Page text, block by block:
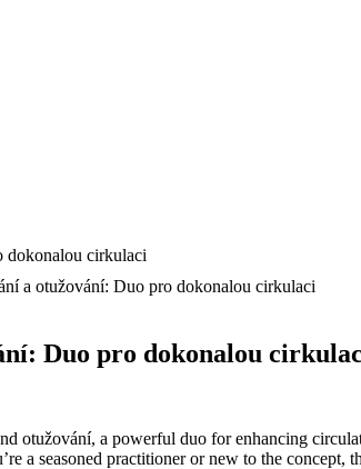
a otužování: Duo pro dokonalou cirkulaci
Duo pro dokonalou
otužování, a powerful duo for enhancing
a seasoned practitioner or new to the